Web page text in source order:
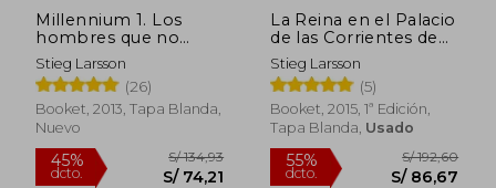
S/ 65,94 S/
Millennium 1. Los
hombres que no
amaban a las mujeres
Stieg Larsson
(26)
Booket, 2013, Tapa Blanda,
Nuevo
La Reina en el Palacio
de las Corrientes de
Aire (Serie Millennium
3) (Bestseller)
Stieg Larsson
(5)
Booket, 2015, 1ª Edición,
Tapa Blanda, Usado